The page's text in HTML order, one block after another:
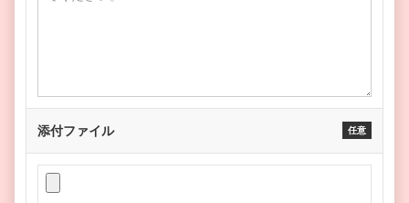
添付ファイル 任意